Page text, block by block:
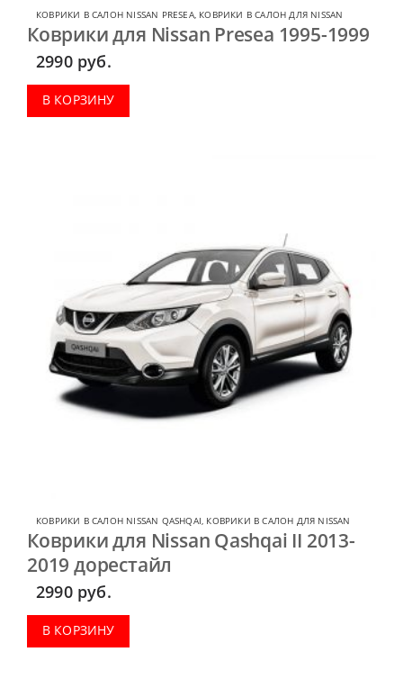
КОВРИКИ В САЛОН NISSAN PRESEA, КОВРИКИ В САЛОН ДЛЯ NISSAN
Коврики для Nissan Presea 1995-1999
2990 руб.
В КОРЗИНУ
КОВРИКИ В САЛОН NISSAN QASHQAI, КОВРИКИ В САЛОН ДЛЯ NISSAN
Коврики для Nissan Qashqai II 2013-
2019 дорестайл
2990 руб.
В КОРЗИНУ